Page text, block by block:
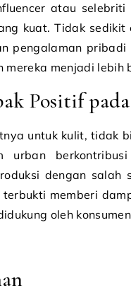
atau
kuat. Tidak
pengalaman
mereka menjadi lebih
Positif
untuk kulit, tidak
urban
dengan
memberi
oleh